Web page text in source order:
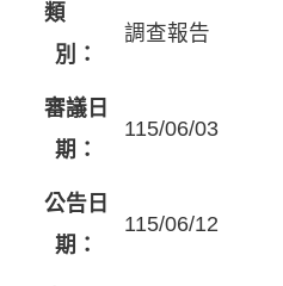
類
別：
調查報告
審議日
期：
115/06/03
公告日
期：
115/06/12